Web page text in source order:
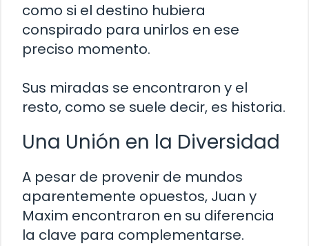
como si el destino hubiera
conspirado para unirlos en ese
preciso momento.
Sus miradas se encontraron y el
resto, como se suele decir, es historia.
Una Unión en la Diversidad
A pesar de provenir de mundos
aparentemente opuestos, Juan y
Maxim encontraron en su diferencia
la clave para complementarse.